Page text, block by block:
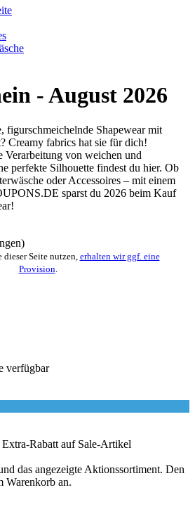
- August 2026
figurschmeichelnde Shapewear mit
Creamy fabrics hat sie für dich!
Verarbeitung von weichen und
perfekte Silhouette findest du hier. Ob
oder Accessoires – mit einem
.DE sparst du 2026 beim Kauf
Seite nutzen, erhalten wir ggf. eine
Provision
verfügbar
Rabatt auf Sale-Artikel
das angezeigte Aktionssortiment. Den
Warenkorb an.